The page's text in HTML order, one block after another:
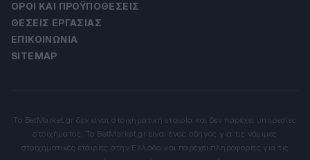
ΌΡΟΙ ΚΑΙ ΠΡΟΫΠΟΘΈΣΕΙΣ
ΘΈΣΕΙΣ ΕΡΓΑΣΊΑΣ
ΕΠΙΚΟΙΝΩΝΊΑ
SITEMAP
Το BetMarket.gr δεν είναι στοιχηματική εταιρία και δεν παρέχει υπηρεσίες
στοιχήματος. Το BetMarket.gr είναι ένας οδηγός για τις νόμιμες
στοιχηματικές εταιρίες στην Ελλάδα και παρέχει πληροφορίες για τις